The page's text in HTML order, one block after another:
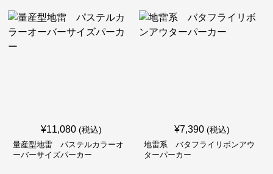
¥11,080 (税込)
量産型地雷 パステルカラーオ
ーバーサイズパーカー
¥7,390 (税込)
地雷系 バタフライリボンアウ
ターパーカー